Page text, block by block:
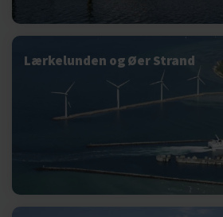
Lærkelunden og Øer Strand